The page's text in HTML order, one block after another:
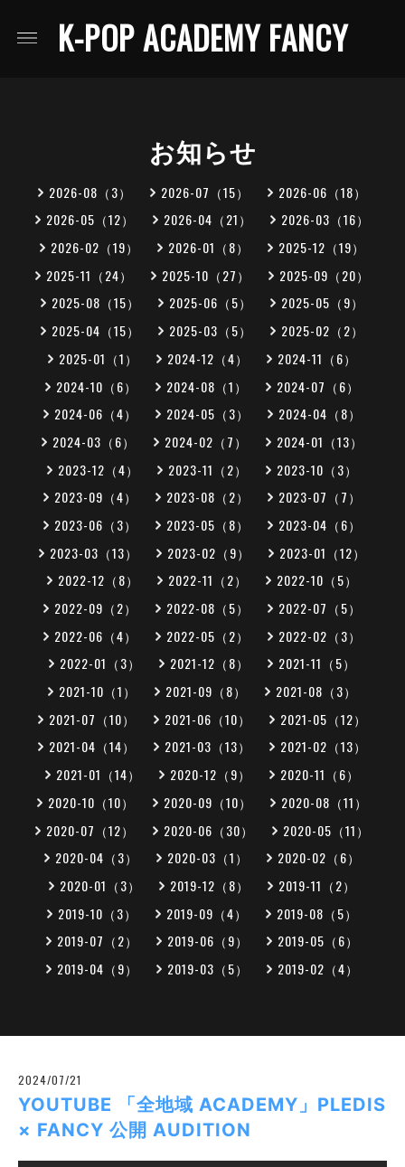
K-POP ACADEMY FANCY
お知らせ
2026-08（3） 2026-07（15）
2026-06（18）
2026-05（12）
2026-04（21）
2026-03（16）
2026-02（19）
2026-01（8）
2025-12（19）
2025-11（24）
2025-10（27）
2025-09（20）
2025-08（15）
2025-06（5）
2025-05（9）
2025-04（15）
2025-03（5）
2025-02（2）
2025-01（1）
2024-12（4）
2024-11（6）
2024-10（6）
2024-08（1）
2024-07（6）
2024-06（4）
2024-05（3）
2024-04（8）
2024-03（6）
2024-02（7）
2024-01（13）
2023-12（4）
2023-11（2）
2023-10（3）
2023-09（4）
2023-08（2）
2023-07（7）
2023-06（3）
2023-05（8）
2023-04（6）
2023-03（13）
2023-02（9）
2023-01（12）
2022-12（8）
2022-11（2）
2022-10（5）
2022-09（2）
2022-08（5）
2022-07（5）
2022-06（4）
2022-05（2）
2022-02（3）
2022-01（3）
2021-12（8）
2021-11（5）
2021-10（1）
2021-09（8）
2021-08（3）
2021-07（10）
2021-06（10）
2021-05（12）
2021-04（14）
2021-03（13）
2021-02（13）
2021-01（14）
2020-12（9）
2020-11（6）
2020-10（10）
2020-09（10）
2020-08（11）
2020-07（12）
2020-06（30）
2020-05（11）
2020-04（3）
2020-03（1）
2020-02（6）
2020-01（3）
2019-12（8）
2019-11（2）
2019-10（3）
2019-09（4）
2019-08（5）
2019-07（2）
2019-06（9）
2019-05（6）
2019-04（9）
2019-03（5） 2019-02（4）
2024/07/21
YOUTUBE 「全地域 ACADEMY」PLEDIS
× FANCY 公開 AUDITION